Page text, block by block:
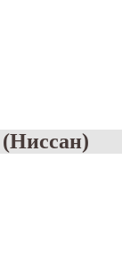
(Ниссан)